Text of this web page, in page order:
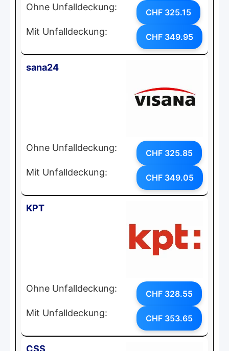
Ohne Unfalldeckung: CHF 325.15
Mit Unfalldeckung: CHF 349.95
sana24
Ohne Unfalldeckung: CHF 325.85
Mit Unfalldeckung: CHF 349.05
KPT
Ohne Unfalldeckung: CHF 328.55
Mit Unfalldeckung: CHF 353.65
CSS